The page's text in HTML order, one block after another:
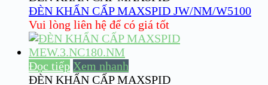
ĐÈN KHẨN CẤP MAXSPID JW/NM/W5100
Vui lòng liên hệ để có giá tốt
Đọc tiếp Xem nhanh
ĐÈN KHẨN CẤP MAXSPID